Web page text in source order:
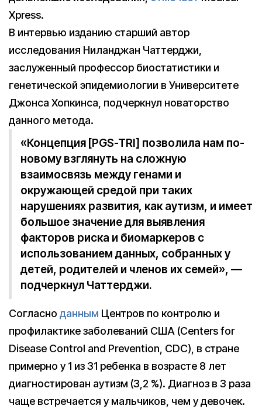
Xpress.
В интервью изданию старший автор
исследования Ниланджан Чаттерджи,
заслуженный профессор биостатистики и
генетической эпидемиологии в Университете
Джонса Хопкинса, подчеркнул новаторство
данного метода.
«Концепция [PGS-TRI] позволила нам по-
новому взглянуть на сложную
взаимосвязь между генами и
окружающей средой при таких
нарушениях развития, как аутизм, и имеет
большое значение для выявления
факторов риска и биомаркеров с
использованием данных, собранных у
детей, родителей и членов их семей», —
подчеркнул Чаттерджи.
Согласно данным Центров по контролю и
профилактике заболеваний США (Centers for
Disease Control and Prevention, CDC), в стране
примерно у 1 из 31 ребенка в возрасте 8 лет
диагностирован аутизм (3,2 %). Диагноз в 3 раза
чаще встречается у мальчиков, чем у девочек.